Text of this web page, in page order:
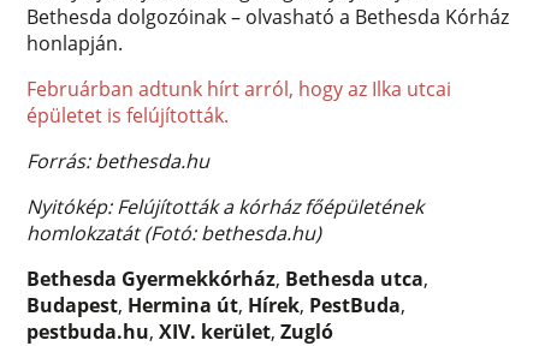
Bethesda dolgozóinak – olvasható a Bethesda Kórház
honlapján.
Februárban adtunk hírt arról, hogy az Ilka utcai
épületet is felújították.
Forrás: bethesda.hu
Nyitókép: Felújították a kórház főépületének
homlokzatát (Fotó: bethesda.hu)
Bethesda Gyermekkórház, Bethesda utca,
Budapest, Hermina út, Hírek, PestBuda,
pestbuda.hu,XIV. kerület,Zugló